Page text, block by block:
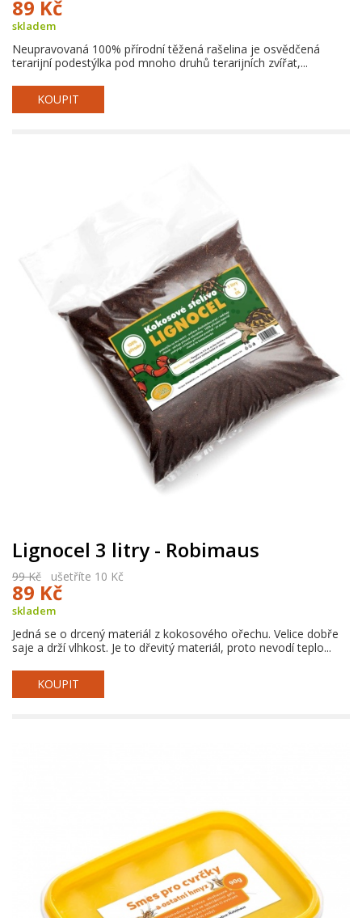
89 Kč
skladem
Neupravovaná 100% přírodní těžená rašelina je osvědčená
terarijní podestýlka pod mnoho druhů terarijních zvířat,...
KOUPIT
Lignocel 3 litry - Robimaus
99 Kč ušetříte 10 Kč
89 Kč
skladem
Jedná se o drcený materiál z kokosového ořechu. Velice dobře
saje a drží vlhkost. Je to dřevitý materiál, proto nevodí teplo...
KOUPIT